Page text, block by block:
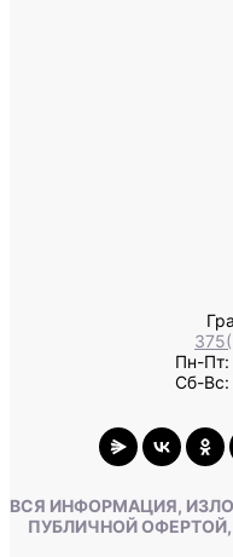
Пн-
Сб-Вс:
ВСЯ ИНФОРМАЦИЯ,
ПУБЛИЧНОЙ ОФЕРТОЙ,